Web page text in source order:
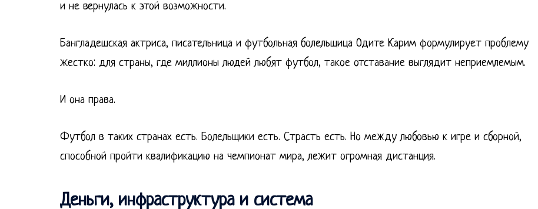
и не вернулась к этой возможности.
Бангладешская актриса, писательница и футбольная болельщица Одите Карим формулирует проблему
жестко: для страны, где миллионы людей любят футбол, такое отставание выглядит неприемлемым.
И она права.
Футбол в таких странах есть. Болельщики есть. Страсть есть. Но между любовью к игре и сборной,
способной пройти квалификацию на чемпионат мира, лежит огромная дистанция.
Деньги, инфраструктура и система